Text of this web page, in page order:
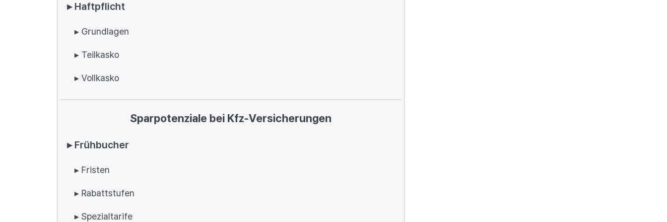
▸ Haftpflicht
▸ Grundlagen
▸ Teilkasko
▸ Vollkasko
Sparpotenziale bei Kfz-Versicherungen
▸ Frühbucher
▸ Fristen
▸ Rabattstufen
▸ Spezialtarife